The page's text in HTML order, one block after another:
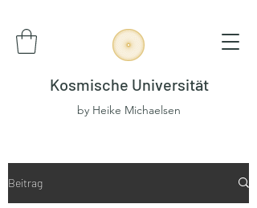
Kosmische Universität
by Heike Michaelsen
Beitrag